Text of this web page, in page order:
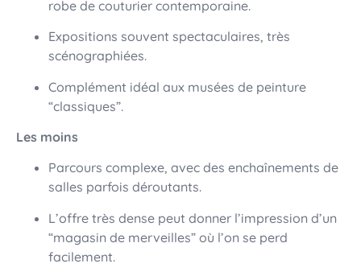
robe de couturier contemporaine.
Expositions souvent spectaculaires, très
scénographiées.
Complément idéal aux musées de peinture
“classiques”.
Les moins
Parcours complexe, avec des enchaînements de
salles parfois déroutants.
L’offre très dense peut donner l’impression d’un
“magasin de merveilles” où l’on se perd
facilement.